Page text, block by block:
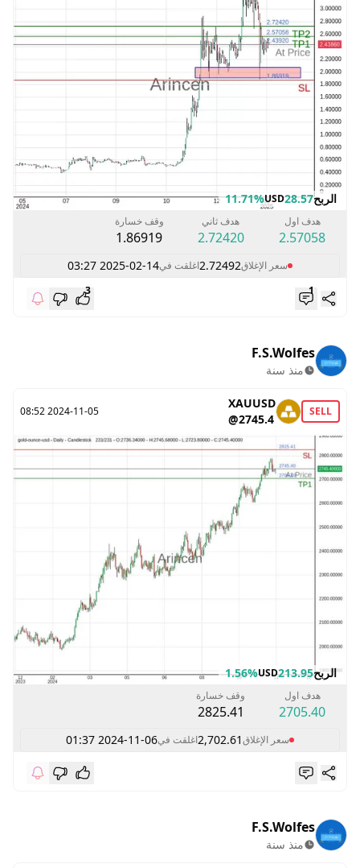
الربح28.57
USD
11.71%
هدف اول
2.57058
هدف ثاني
2.72420
وقف خسارة
1.86919
سعر الإغلاق2.72492اغلقت في2025-02-14 03:27
1
3
F.S.Wolfes
منذ سنة
SELL
XAUUSD
@2745.4
2024-11-05 08:52
الربح213.95
USD
1.56%
هدف اول
2705.40
وقف خسارة
2825.41
سعر الإغلاق2,702.61اغلقت في2024-11-06 01:37
F.S.Wolfes
منذ سنة